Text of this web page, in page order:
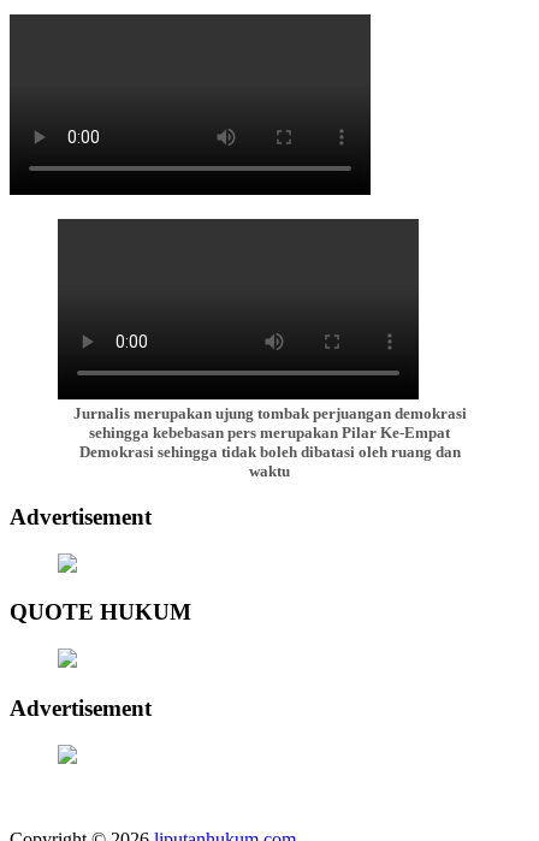
Jurnalis merupakan ujung tombak perjuangan demokrasi
sehingga kebebasan pers merupakan Pilar Ke-Empat
Demokrasi sehingga tidak boleh dibatasi oleh ruang dan
waktu
Advertisement
QUOTE HUKUM
Advertisement